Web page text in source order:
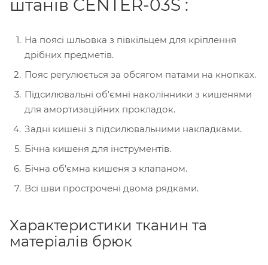
штанів CENTER-03S :
На поясі шльовка з півкільцем для кріплення
дрібних предметів.
Пояс регулюється за обсягом патами на кнопках.
Підсилювальні об'ємні наколінники з кишенями
для амортизаційних прокладок.
Задні кишені з підсилювальними накладками.
Бічна кишеня для інструментів.
Бічна об'ємна кишеня з клапаном.
Всі шви прострочені двома рядками.
Характеристики тканин та
матеріалів брюк